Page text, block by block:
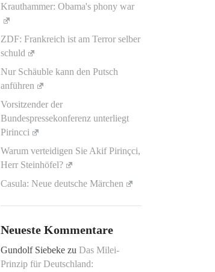
Krauthammer: Obama's phony war
ZDF: Frankreich ist am Terror selber
schuld
Nur Schäuble kann den Putsch
anführen
Vorsitzender der
Bundespressekonferenz unterliegt
Pirincci
Warum verteidigen Sie Akif Pirinçci,
Herr Steinhöfel?
Casula: Neue deutsche Märchen
Neueste Kommentare
Gundolf Siebeke zu Das Milei-
Prinzip für Deutschland: